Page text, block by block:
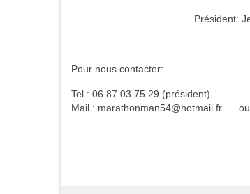
Président: Jean
Pour nous contacter:
Tel : 06 87 03 75 29 (président)
Mail : marathonman54@hotmail.fr